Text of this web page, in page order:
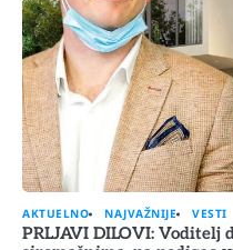
AKTUELNO NAJVAŽNIJE VESTI
PRLJAVI DILOVI: Voditelj